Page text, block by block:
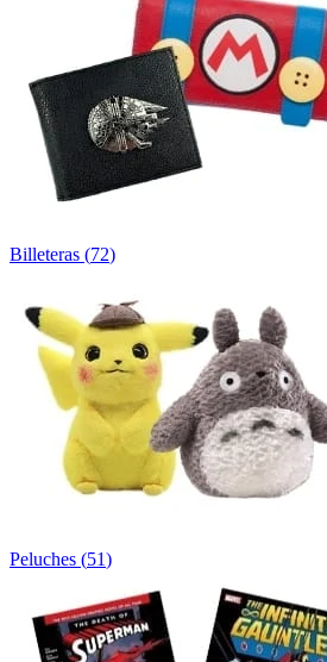
Billeteras (72)
Peluches (51)